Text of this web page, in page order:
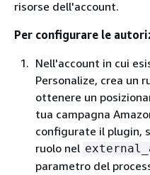
risorse dell'account.
Per configurare le
Nell'account in cui
Personalize, crea un
ottenere un
tua campagna
configurate il plugin,
ruolo nel
parametro del